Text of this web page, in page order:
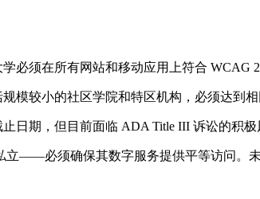
必须在所有网站和移动应用上符合 WCAG
模较小的社区学院和特区机构，必须达到相
日期，但目前面临 ADA Title III 诉讼的积
——必须确保其数字服务提供平等访问。